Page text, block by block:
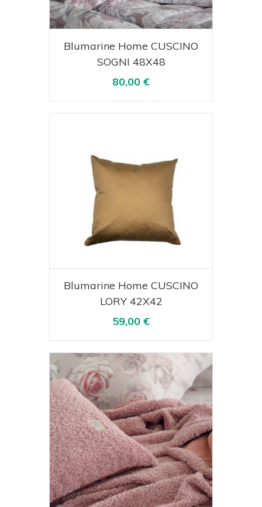
Acquista Visualizza
Blumarine Home CUSCINO
SOGNI 48X48
80,00 €
Acquista Visualizza
Blumarine Home CUSCINO
LORY 42X42
59,00 €